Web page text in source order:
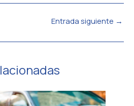
Entrada siguiente →